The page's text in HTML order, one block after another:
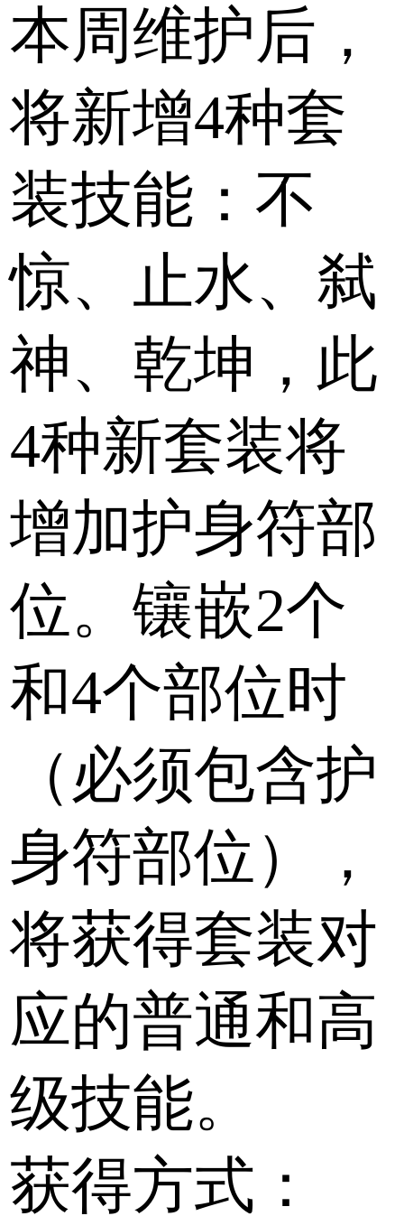
本周维护后，
将新增4种套
装技能：不
惊、止水、弑
神、乾坤，此
4种新套装将
增加护身符部
位。镶嵌2个
和4个部位时
（必须包含护
身符部位），
将获得套装对
应的普通和高
级技能。
获得方式：